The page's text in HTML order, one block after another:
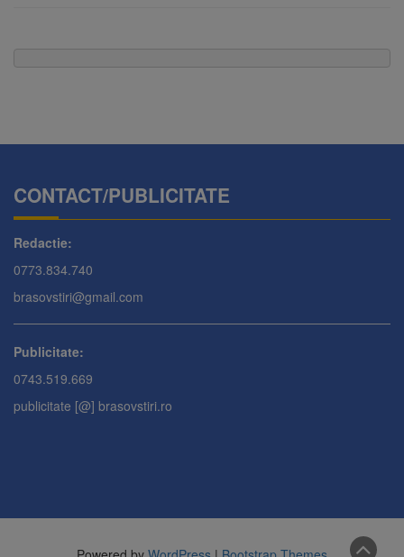
CONTACT/PUBLICITATE
Redactie:
0773.834.740
brasovstiri@gmail.com
Publicitate:
0743.519.669
publicitate [@] brasovstiri.ro